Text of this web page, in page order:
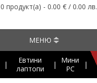
0 продукт(а) - 0.00 € / 0.00 лв.
МЕНЮ
|
Евтини
лаптопи
|
Мини
PC
|